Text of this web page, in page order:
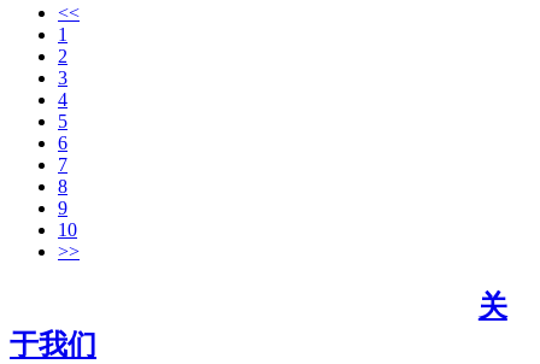
<<
1
2
3
4
5
6
7
8
9
10
>>
关
于我们